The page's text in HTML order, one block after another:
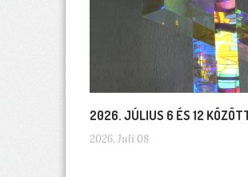
2026. JÚLIUS 6 ÉS 12
2026. Juli 08